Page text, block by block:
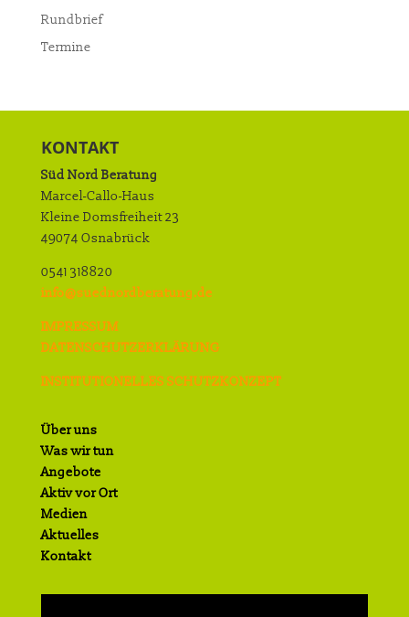
Rundbrief
Termine
KONTAKT
Süd Nord Beratung
Marcel-Callo-Haus
Kleine Domsfreiheit 23
49074 Osnabrück
0541 318820
info@suednordberatung.de
IMPRESSUM
DATENSCHUTZERKLÄRUNG
INSTITUTIONELLES SCHUTZKONZEPT
Über uns
Was wir tun
Angebote
Aktiv vor Ort
Medien
Aktuelles
Kontakt